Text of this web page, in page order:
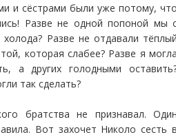
и сёстрами были уже потому,
Разве не одной попоной мы
холода? Разве не отдавали
которая слабее? Разве я
а других голодными
так сделать?
братства не признавал.
Вот захочет Николо сесть